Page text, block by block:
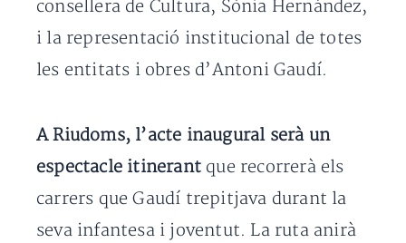
consellera de Cultura, Sònia Hernández,
i la representació institucional de totes
les entitats i obres d’Antoni Gaudí.
A Riudoms, l’acte inaugural serà un
espectacle itinerant que recorrerà els
carrers que Gaudí trepitjava durant la
seva infantesa i joventut. La ruta anirà